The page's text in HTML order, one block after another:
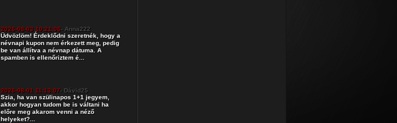
2026-08-03 10:21:06- Anna222
Üdvözlöm! Érdeklődni szeretnék, hogy a
névnapi kupon nem érkezett meg, pedig
be van állítva a névnap dátuma. A
spamben is ellenőriztem é...
2026-08-01 11:13:07- Dávid25
Szia, ha van szülinapos 1+1 jegyem,
akkor hogyan tudom be is váltani ha
előre meg akarom venni a néző
helyeket?...